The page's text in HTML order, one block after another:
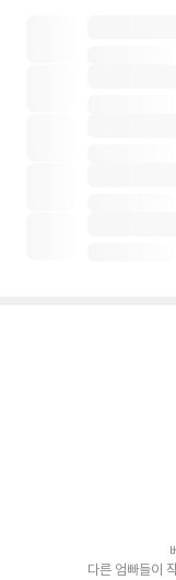
다른 엄빠들이